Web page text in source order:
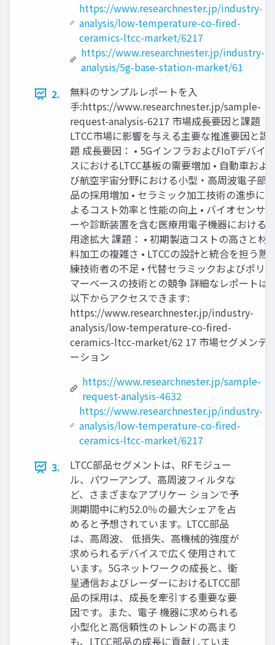
https://www.researchnester.jp/industry-
analysis/low-temperature-co-fired-
ceramics-ltcc-market/6217
https://www.researchnester.jp/industry-
analysis/5g-base-station-market/61
2.
無料のサンプルレポートを入
手:https://www.researchnester.jp/sample-
request-analysis-6217 市場成長要因と課題
LTCC市場に影響を与える主要な推進要因と課
題 成長要因： • 5GインフラおよびIoTデバイ
スにおけるLTCC基板の需要増加 • 自動車およ
び航空宇宙分野における小型・高周波電子部
品の採用増加 • セラミック加工技術の進歩に
よるコスト効率と性能の向上 • バイオセンサ
ーや診断装置を含む医療用電子機器における
用途拡大 課題： • 初期製造コストの高さと材
料加工の複雑さ • LTCCの設計と統合を担う熟
練技術者の不足 • 代替セラミックおよびポリ
マーベースの技術との競争 詳細なレポートは
以下からアクセスできます:
https://www.researchnester.jp/industry-
analysis/low-temperature-co-fired-
ceramics-ltcc-market/62 17 市場セグメンテ
ーション
https://www.researchnester.jp/sample-
request-analysis-4632
https://www.researchnester.jp/industry-
analysis/low-temperature-co-fired-
ceramics-ltcc-market/6217
3.
LTCC部品セグメントは、RFモジュー
ル、パワーアンプ、高周波フィルタな
ど、さまざまなアプリケー ションで予
測期間中に約52.0％の最大シェアを占
めると予想されています。LTCC部品
は、高周波、 低損失、高機械的強度が
求められるデバイスで広く使用されて
います。5Gネットワ​​ークの成長と、衛
星通信およびレーダーにおけるLTCC部
品の採用は、成長を牽引する重要な要
因です。また、電子 機器に求められる
小型化と高信頼性のトレンドの高まり
も、LTCC部品の成長に貢献していま